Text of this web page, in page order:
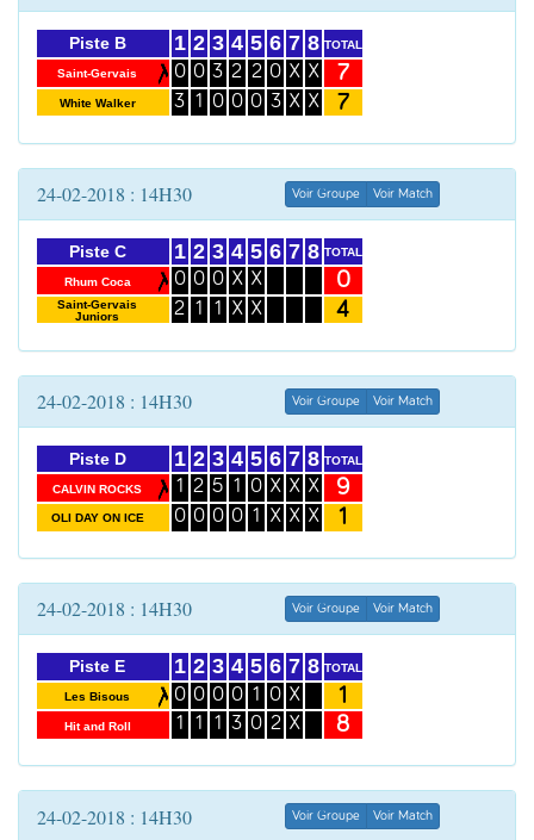
Piste B
Saint-Gervais
White Walker
1
0
3
2
0
1
3
3
0
4
2
0
5
2
0
6
0
3
7
X
X
8
X
X
TOTAL
7
7
24-02-2018 : 14H30 Voir Groupe Voir Match
Piste C
Rhum Coca
Saint-Gervais
Juniors
1
0
2
2
0
1
3
0
1
4
X
X
5
X
X
6 7 8 TOTAL
0
4
24-02-2018 : 14H30 Voir Groupe Voir Match
Piste D
CALVIN ROCKS
OLI DAY ON ICE
1
1
0
2
2
0
3
5
0
4
1
0
5
0
1
6
X
X
7
X
X
8
X
X
TOTAL
9
1
24-02-2018 : 14H30 Voir Groupe Voir Match
Piste E
Les Bisous
Hit and Roll
1
0
1
2
0
1
3
0
1
4
0
3
5
1
0
6
0
2
7
X
X
8 TOTAL
1
8
24-02-2018 : 14H30 Voir Groupe Voir Match